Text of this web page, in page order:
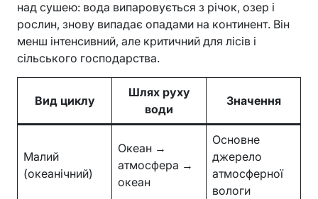
над сушею: вода випаровується з річок, озер і
рослин, знову випадає опадами на континент. Він
менш інтенсивний, але критичний для лісів і
сільського господарства.
Вид циклу
Шлях руху
води
Значення
Малий
(океанічний)
Океан →
атмосфера →
океан
Основне
джерело
атмосферної
вологи